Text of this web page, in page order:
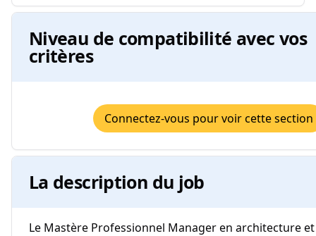
Niveau de compatibilité avec vos
critères
Connectez-vous pour voir cette section
La description du job
Le Mastère Professionnel Manager en architecture